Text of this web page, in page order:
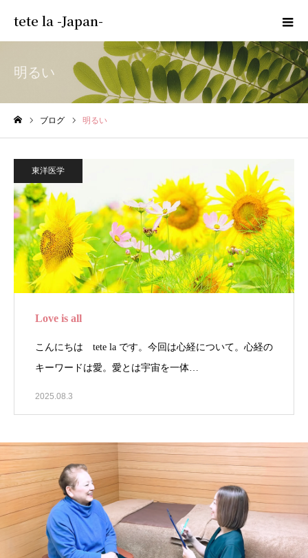
tete la -Japan-
明るい
ブログ 明るい
東洋医学
Love is all
こんにちは tete la です。今回は心経について。心経の
キーワードは愛。愛とは宇宙を一体…
2025.08.3